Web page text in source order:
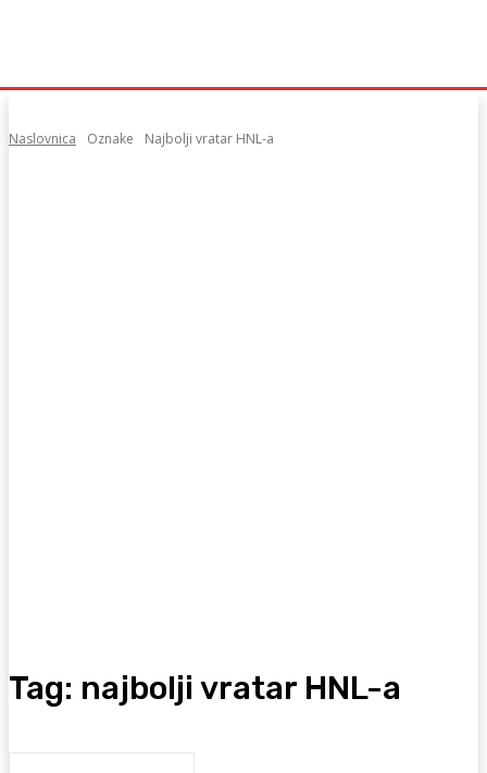
Naslovnica Oznake Najbolji vratar HNL-a
Tag: najbolji vratar HNL-a